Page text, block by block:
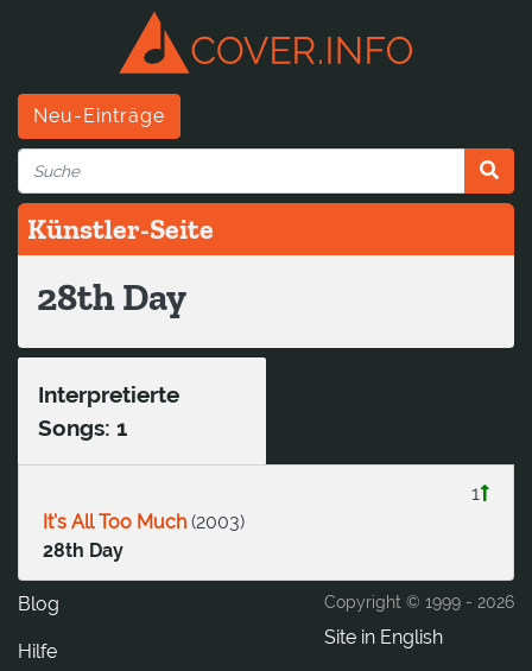
Neu-Einträge
Künstler-Seite
28th Day
Interpretierte
Songs: 1
1
It's All Too Much (2003)
28th Day
Copyright © 1999 - 2026
Site in English
Blog
Hilfe